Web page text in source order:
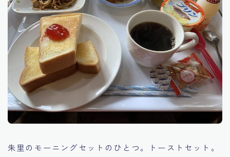
朱里のモーニングセットのひとつ。トーストセット。